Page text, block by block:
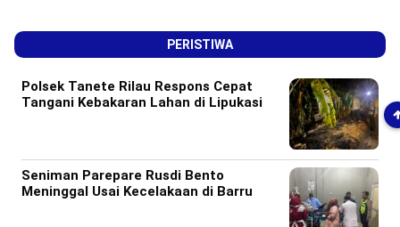
PERISTIWA
Polsek Tanete Rilau Respons Cepat
Tangani Kebakaran Lahan di Lipukasi
Seniman Parepare Rusdi Bento
Meninggal Usai Kecelakaan di Barru